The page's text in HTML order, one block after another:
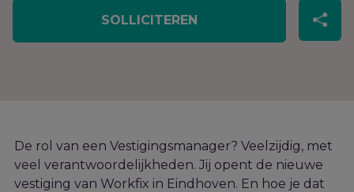
SOLLICITEREN
De rol van een Vestigingsmanager? Veelzijdig, met
veel verantwoordelijkheden. Jij opent de nieuwe
vestiging van Workfix in Eindhoven. En hoe je dat